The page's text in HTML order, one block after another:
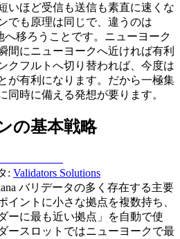
いほど受信も送信も素直に速くな
でも原理は同じで、違うのは
へ移ろうことです。ニューヨーク
間にニューヨークへ近ければ有利
クフルトへ切り替われば、今度は
が有利になります。だから一極集
同時に備える発想が要ります。
の基本戦略
: Validators Solutions
バリデータの多く存在する主要
イントに小さな拠点を複数持ち、
ーに最も近い拠点」を自動で使
ースロットではニューヨークで最